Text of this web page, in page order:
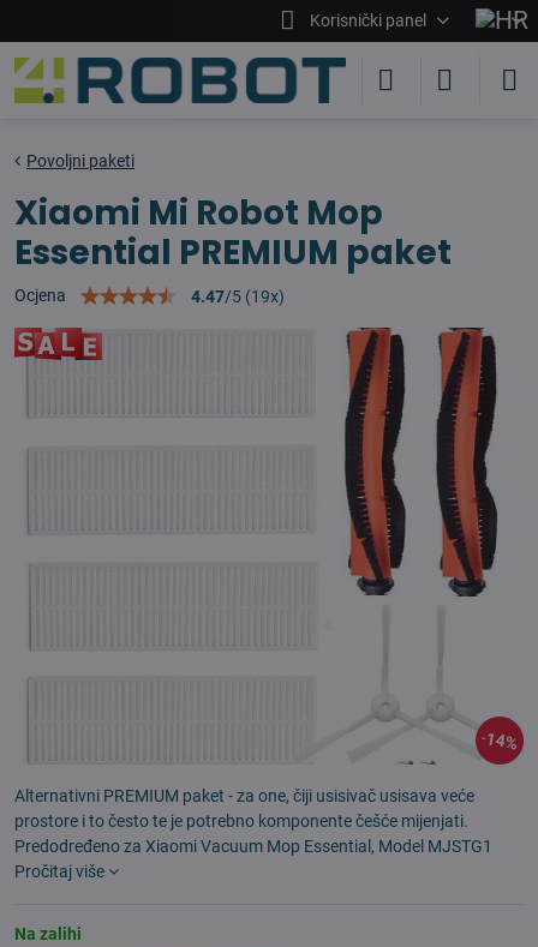
Korisnički panel
14%
Povoljni paketi
Xiaomi Mi Robot Mop
Essential PREMIUM paket
Ocjena 4.47/5 (19x)
Alternativni PREMIUM paket - za one, čiji usisivač usisava veće
prostore i to često te je potrebno komponente češće mijenjati.
Predodređeno za Xiaomi Vacuum Mop Essential, Model MJSTG1
Pročitaj više
Na zalihi